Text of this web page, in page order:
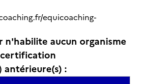
equicoaching-
n'habilite aucun organisme
: